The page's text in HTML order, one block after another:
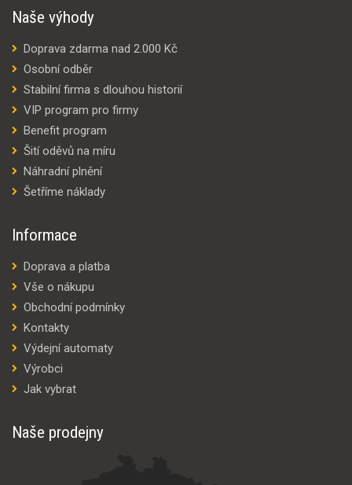
Naše výhody
Doprava zdarma nad 2.000 Kč
Osobní odběr
Stabilní firma s dlouhou historií
VIP program pro firmy
Benefit program
Šití oděvů na míru
Náhradní plnění
Šetříme náklady
Informace
Doprava a platba
Vše o nákupu
Obchodní podmínky
Kontakty
Výdejní automaty
Výrobci
Jak vybrat
Naše prodejny